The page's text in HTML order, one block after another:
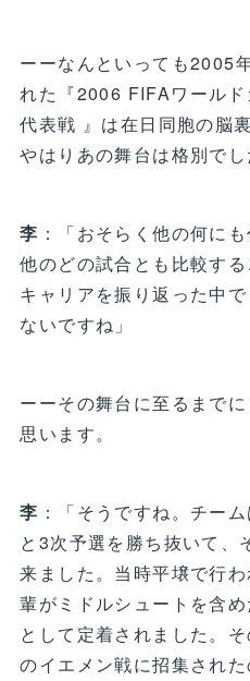
ーーなんといっても2005
れた『2006 FIFAワール
代表戦 』は在日同胞の脳
やはりあの舞台は格別でし
李 ：「おそらく他の何に
他のどの試合とも比較す
キャリアを振り返った中
ないですね」
ーーその舞台に至るまで
思います。
李 ：「そうですね。チー
と3次予選を勝ち抜いて、
来ました。当時平壌で行
輩がミドルシュートを含
として定着されました。
のイエメン戦に招集され